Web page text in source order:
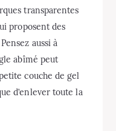
transparentes
proposent des
aussi à
abîmé peut
couche de gel
d’enlever toute la